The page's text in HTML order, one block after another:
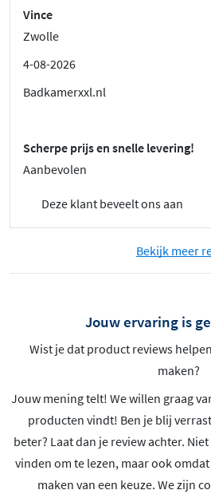
Vince
Zwolle
4-08-2026
Badkamerxxl.nl
Scherpe prijs en snelle levering!
Aanbevolen
Deze klant beveelt ons aan
Bekijk meer
Jouw ervaring is
Wist je dat product reviews
maken?
Jouw mening telt! We willen graag
producten vindt! Ben je blij
beter? Laat dan je review achter.
vinden om te lezen, maar ook
maken van een keuze. We zijn